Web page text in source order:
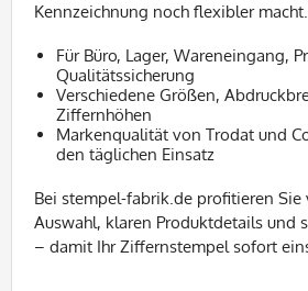
Kennzeichnung noch flexibler macht.
Für Büro, Lager, Wareneingang,
Qualitätssicherung
Verschiedene Größen,
Ziffernhöhen
Markenqualität von Trodat und
den täglichen Einsatz
Bei stempel-fabrik.de profitieren
Auswahl, klaren Produktdetails und
– damit Ihr Ziffernstempel sofort